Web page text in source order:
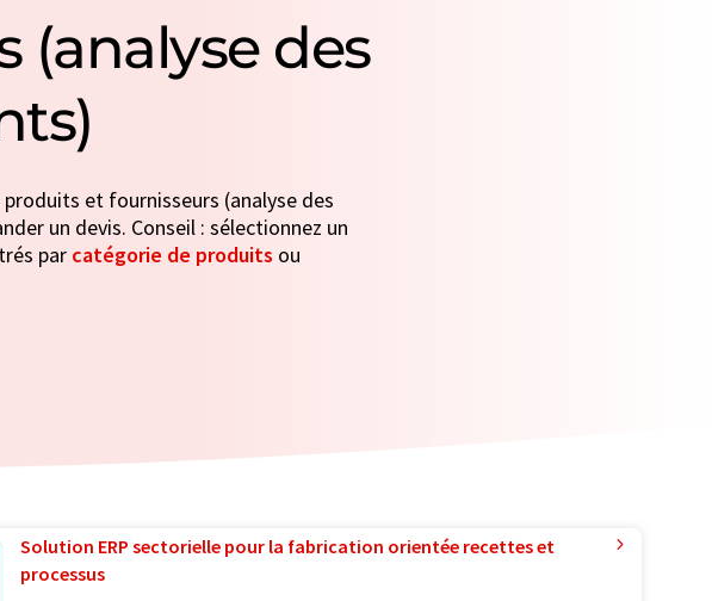
(analyse des
et fournisseurs (analyse des
un devis. Conseil : sélectionnez un
par catégorie de produits ou
Solution ERP sectorielle pour la fabrication orientée recettes et
processus